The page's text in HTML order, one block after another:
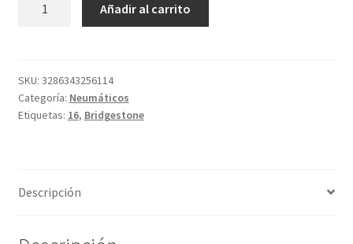
90/100
-
16
cantidad
Añadir al carrito
SKU: 3286343256114
Categoría: Neumáticos
Etiquetas: 16, Bridgestone
Descripción